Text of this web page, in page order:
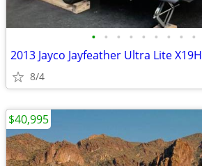
• • • • • • • • •
2013 Jayco Jayfeather Ultra Lite X19H
8/4
$40,995